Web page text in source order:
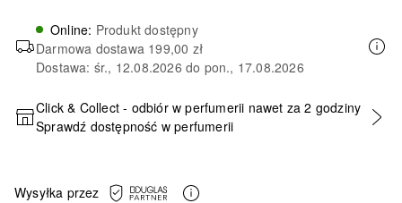
Online: Produkt dostępny
Darmowa dostawa 199,00 zł
Dostawa: śr., 12.08.2026 do pon., 17.08.2026
DODAJ DO KOSZYKA
Click & Collect - odbiór w perfumerii nawet za 2 godziny
Sprawdź dostępność w perfumerii
Wysyłka przez